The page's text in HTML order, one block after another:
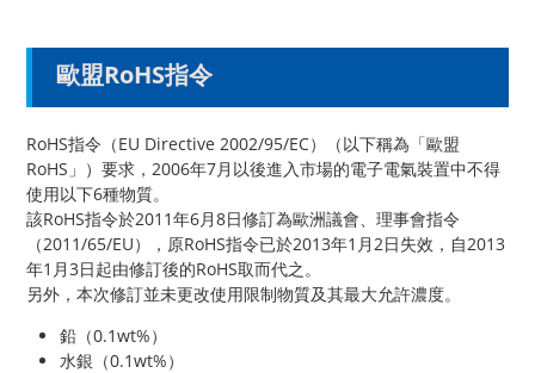
歐盟RoHS指令
RoHS指令（EU Directive 2002/95/EC）（以下稱為「歐盟
RoHS」）要求，2006年7月以後進入市場的電子電氣裝置中不得
使用以下6種物質。
該RoHS指令於2011年6月8日修訂為歐洲議會、理事會指令
（2011/65/EU），原RoHS指令已於2013年1月2日失效，自2013
年1月3日起由修訂後的RoHS取而代之。
另外，本次修訂並未更改使用限制物質及其最大允許濃度。
鉛（0.1wt%）
水銀（0.1wt%）